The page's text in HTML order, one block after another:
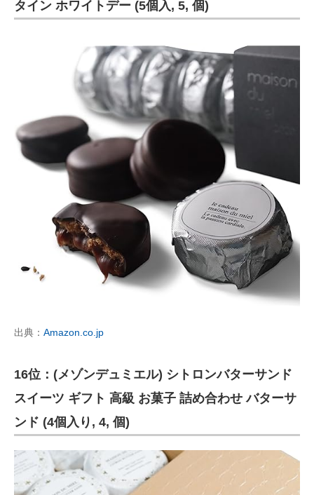
タイン ホワイトデー (5個入, 5, 個)
出典： Amazon.co.jp
16位：(メゾンデュミエル) シトロンバターサンド
スイーツ ギフト 高級 お菓子 詰め合わせ バターサ
ンド (4個入り, 4, 個)